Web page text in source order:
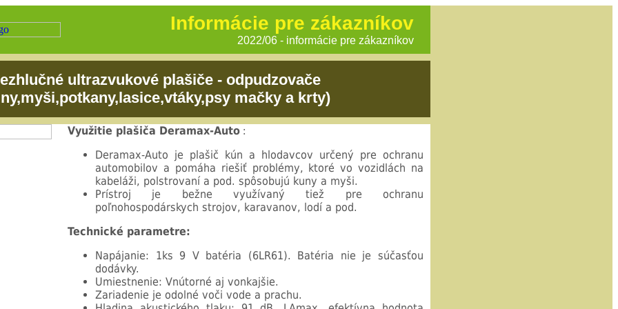
Informácie pre zákazníkov
2022/06 - informácie pre zákazníkov
ultrazvukové plašiče - odpudzovače
mačky a krty)
Využitie plašiča Deramax-Auto :
Deramax-Auto je plašič kún a hlodavcov určený pre ochranu
automobilov a pomáha riešiť problémy, ktoré vo vozidlách na
kabeláži, polstrovaní a pod. spôsobujú kuny a myši.
Prístroj je bežne využívaný tiež pre ochranu
poľnohospodárskych strojov, karavanov, lodí a pod.
Technické parametre:
Napájanie: 1ks 9 V batéria (6LR61). Batéria nie je súčasťou
dodávky.
Umiestnenie: Vnútorné aj vonkajšie.
Zariadenie je odolné voči vode a prachu.